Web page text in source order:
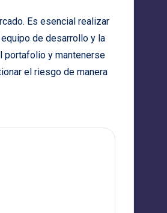
Es esencial realizar
de desarrollo y la
portafolio y mantenerse
el riesgo de manera